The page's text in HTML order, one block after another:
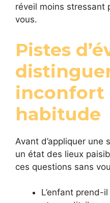
réveil moins stressant
vous.
Pistes
inconfort
habitude
Avant d’appliquer
un état des lieux
ces questions sans
L’enfant prend-